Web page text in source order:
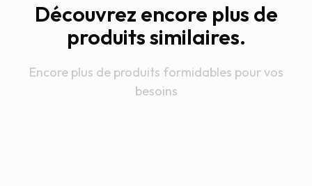
Découvrez encore plus de
produits similaires.
Encore plus de produits formidables pour vos
besoins